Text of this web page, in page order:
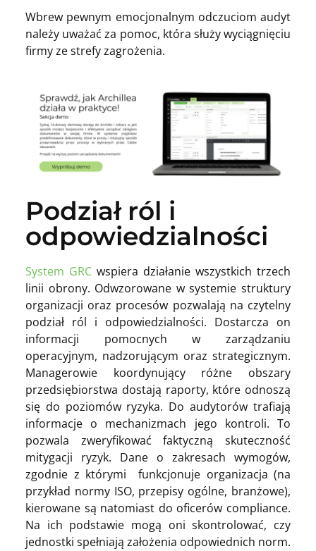
Wbrew pewnym emocjonalnym odczuciom audyt
należy uważać za pomoc, która służy wyciągnięciu
firmy ze strefy zagrożenia.
Podział ról i
odpowiedzialności
System GRC wspiera działanie wszystkich trzech
linii obrony. Odwzorowane w systemie struktury
organizacji oraz procesów pozwalają na czytelny
podział ról i odpowiedzialności. Dostarcza on
informacji pomocnych w zarządzaniu
operacyjnym, nadzorującym oraz strategicznym.
Managerowie koordynujący różne obszary
przedsiębiorstwa dostają raporty, które odnoszą
się do poziomów ryzyka. Do audytorów trafiają
informacje o mechanizmach jego kontroli. To
pozwala zweryfikować faktyczną skuteczność
mitygacji ryzyk. Dane o zakresach wymogów,
zgodnie z którymi funkcjonuje organizacja (na
przykład normy ISO, przepisy ogólne, branżowe),
kierowane są natomiast do oficerów compliance.
Na ich podstawie mogą oni skontrolować, czy
jednostki spełniają założenia odpowiednich norm.